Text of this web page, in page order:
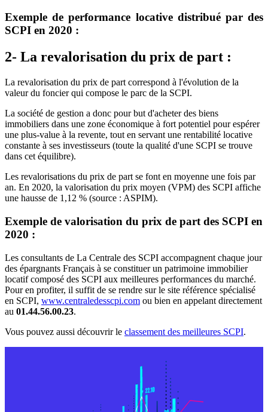
Exemple de performance locative distribué par des
SCPI en 2020 :
2- La revalorisation du prix de part :
La revalorisation du prix de part correspond à l'évolution de la
valeur du foncier qui compose le parc de la SCPI.
La société de gestion a donc pour but d'acheter des biens
immobiliers dans une zone économique à fort potentiel pour espérer
une plus-value à la revente, tout en servant une rentabilité locative
constante à ses investisseurs (toute la qualité d'une SCPI se trouve
dans cet équilibre).
Les revalorisations du prix de part se font en moyenne une fois par
an. En 2020, la valorisation du prix moyen (VPM) des SCPI affiche
une hausse de 1,12 % (source : ASPIM).
Exemple de valorisation du prix de part des SCPI en
2020 :
Les consultants de La Centrale des SCPI accompagnent chaque jour
des épargnants Français à se constituer un patrimoine immobilier
locatif composé des SCPI aux meilleures performances du marché.
Pour en profiter, il suffit de se rendre sur le site référence spécialisé
en SCPI, www.centraledesscpi.com ou bien en appelant directement
au 01.44.56.00.23.
Vous pouvez aussi découvrir le classement des meilleures SCPI.